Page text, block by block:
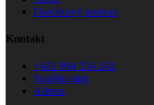
Darčekový poukaz
Kontakt
+421 904 554 242
Napíšte nám
Adresa